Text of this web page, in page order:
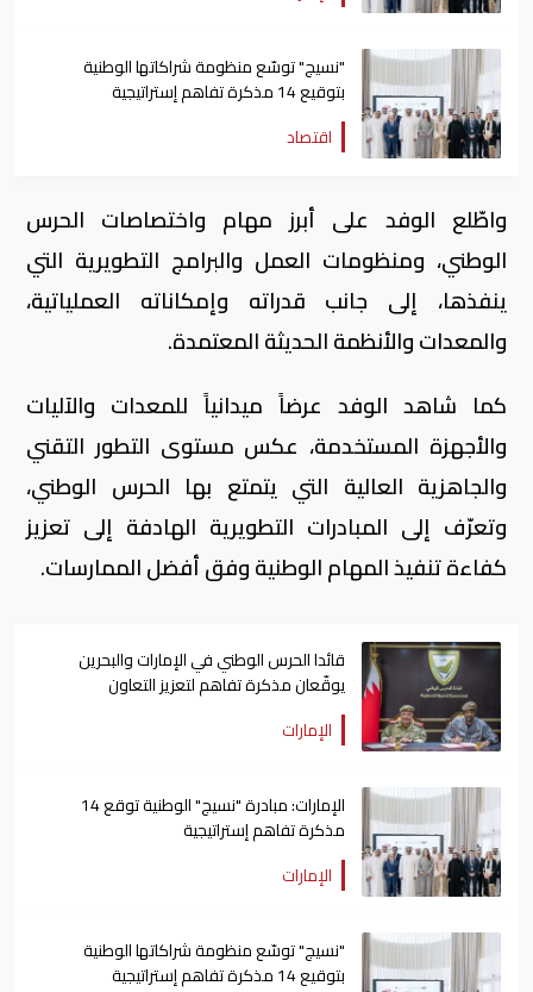
"نسيج" توسّع منظومة شراكاتها الوطنية
بتوقيع 14 مذكرة تفاهم إستراتيجية
اقتصاد
واطّلع الوفد على أبرز مهام واختصاصات الحرس
الوطني، ومنظومات العمل والبرامج التطويرية التي
ينفذها، إلى جانب قدراته وإمكاناته العملياتية،
والمعدات والأنظمة الحديثة المعتمدة.
كما شاهد الوفد عرضاً ميدانياً للمعدات والآليات
والأجهزة المستخدمة، عكس مستوى التطور التقني
والجاهزية العالية التي يتمتع بها الحرس الوطني،
وتعرّف إلى المبادرات التطويرية الهادفة إلى تعزيز
كفاءة تنفيذ المهام الوطنية وفق أفضل الممارسات.
قائدا الحرس الوطني في الإمارات والبحرين
يوقّعان مذكرة تفاهم لتعزيز التعاون
الإمارات
الإمارات: مبادرة "نسيج" الوطنية توقع 14
مذكرة تفاهم إستراتيجية
الإمارات
"نسيج" توسّع منظومة شراكاتها الوطنية
بتوقيع 14 مذكرة تفاهم إستراتيجية